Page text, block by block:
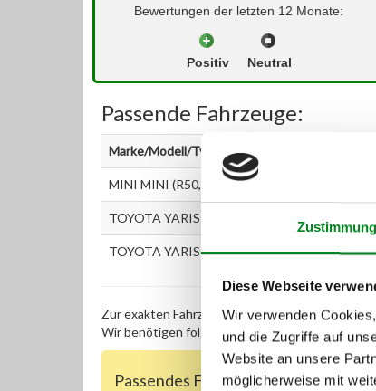
Zustimmung
Diese Webseite
Wir verwenden
und die Zugriffe auf
Website an unsere
möglicherweise mit
Bewertungen der letzten 12 Monate:
Positiv Neutral
Passende Fahrzeuge:
Marke/Modell/Typ
MINI MINI (R50, R53) One D
TOYOTA YARIS (_P1_) 1.4 D-4D (NLP10_,
TOYOTA YARIS VERSO (_P2_) 1.4 D-4D
Zur exakten Fahrzeug-Identifizierung können
Wir benötigen folgende Fahrzeugdaten:
Passendes Fahrzeug nicht dabei?